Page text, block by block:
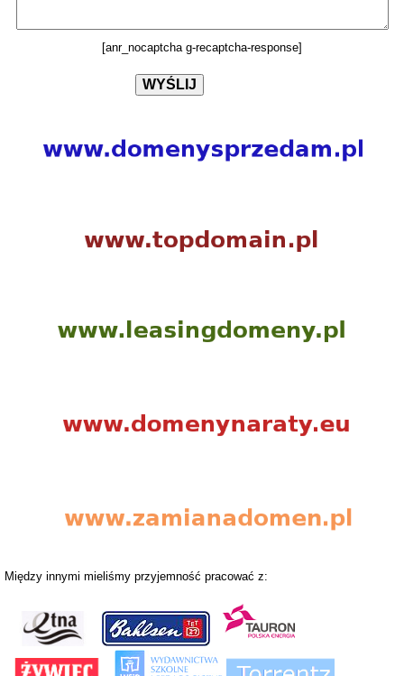
[anr_nocaptcha g-recaptcha-response]
Między innymi mieliśmy przyjemność pracować z: